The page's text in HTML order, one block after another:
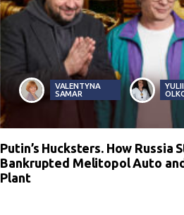
VALENTYNA
SAMAR
Putin’s Hucksters. How Russia
Bankrupted Melitopol Auto
Plant